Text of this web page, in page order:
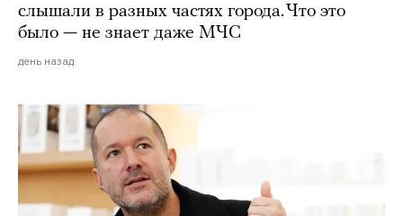
слышали в разных частях города. Что это
было — не знает даже МЧС
день назад